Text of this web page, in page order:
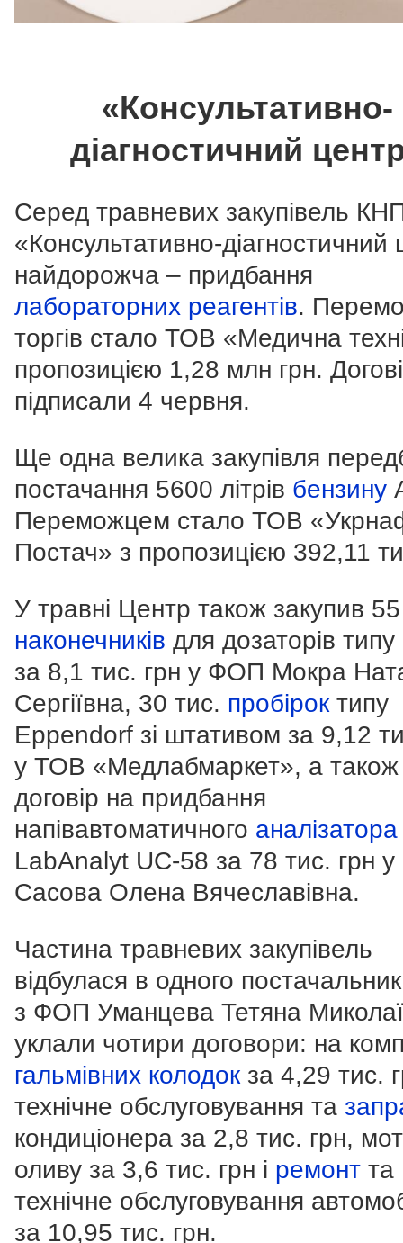
«Консультативно-
діагностичний
Серед травневих закупівель
«Консультативно-діагностичний
найдорожча – придбання
лабораторних реагентів.
торгів стало ТОВ «Медична
пропозицією 1,28 млн грн.
підписали 4 червня.
Ще одна велика закупівля
постачання 5600 літрів бензину
Переможцем стало ТОВ
Постач» з пропозицією 392,11
У травні Центр також закупив
наконечників для дозаторів
за 8,1 тис. грн у ФОП Мокра
Сергіївна, 30 тис. пробірок типу
Eppendorf зі штативом за 9,12
у ТОВ «Медлабмаркет», а також
договір на придбання
напівавтоматичного аналізатора
LabAnalyt UC-58 за 78 тис. грн
Сасова Олена Вячеславівна.
Частина травневих закупівель
відбулася в одного
з ФОП Уманцева Тетяна
уклали чотири договори: на
гальмівних колодок за 4,29 тис.
технічне обслуговування та
кондиціонера за 2,8 тис. грн,
оливу за 3,6 тис. грн і ремонт та
технічне обслуговування
за 10,95 тис. грн.